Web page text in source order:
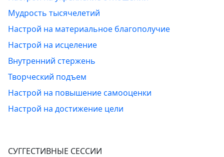
Мудрость тысячелетий
Настрой на материальное благополучие
Настрой на исцеление
Внутренний стержень
Творческий подъем
Настрой на повышение самооценки
Настрой на достижение цели
СУГГЕСТИВНЫЕ СЕССИИ